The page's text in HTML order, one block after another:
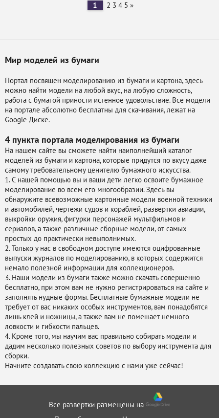
1 2 3 4 5 »
Мир моделей из бумаги
Портал посвящен моделированию из бумаги и картона, здесь
можно найти модели на любой вкус, на любую сложность,
работа с бумагой приности истенное удовольствие. Все модели
на портале абсолютно бесплатны для скачивания, лежат на
Google Диске.
4 пункта портала моделирования из бумаги
На нашем сайте вы сможете найти наиполнейший каталог
моделей из бумаги и картона, которые придутся по вкусу даже
самому требовательному ценителю бумажного искусства.
1. С нашей помощью вы и ваши дети легко освоите бумажное
моделирование во всем его многообразии. Здесь вы
обнаружите всевозможные картонные модели военной техники
и автомобилей, чертежи судов и кораблей, развертки авиации,
выкройки оружия, фигурки персонажей мультфильмов и
сериалов, а также различные сборные модели, от самых
простых до практически невыполнимых.
2. Только у нас в свободном доступе имеются оцифрованные
выпуски журналов по моделированию, в которых содержится
немало полезной информации для коллекционеров.
3. Наши модели из бумаги также можно скачать совершенно
бесплатно, при этом вам не нужно регистрироваться на сайте и
заполнять нудные формы. Бесплатные бумажные модели не
требует от вас никаких особых инструментов, вам понадобятся
лишь клей и ножницы, а также вам не помешает немного
ловкости и гибкости пальцев.
4. Кроме того, мы научим вас правильно собирать модели и
дадим несколько полезных советов по выбору инструмента для
сборки.
Начните создавать свою коллекцию с нами уже сейчас!
Все развертки размещены на